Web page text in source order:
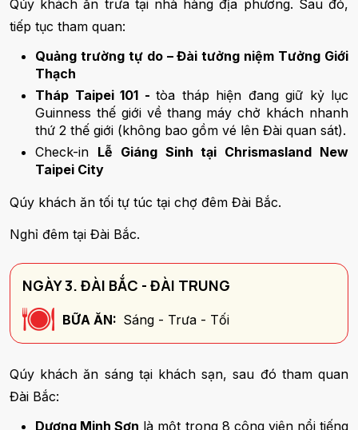
Qúy khách ăn trưa tại nhà hàng địa phương. Sau đó,
tiếp tục tham quan:
Quảng trường tự do – Đài tưởng niệm Tưởng Giới
Thạch
Tháp Taipei 101 - tòa tháp hiện đang giữ kỷ lục
Guinness thế giới về thang máy chở khách nhanh
thứ 2 thế giới (không bao gồm vé lên Đài quan sát).
Check-in Lễ Giáng Sinh tại Chrismasland New
Taipei City
Qúy khách ăn tối tự túc tại chợ đêm Đài Bắc.
Nghỉ đêm tại Đài Bắc.
NGÀY 3. ĐÀI BẮC - ĐÀI TRUNG
BỮA ĂN: Sáng - Trưa - Tối
Qúy khách ăn sáng tại khách sạn, sau đó tham quan
Đài Bắc:
Dương Minh Sơn là một trong 8 công viên nổi tiếng